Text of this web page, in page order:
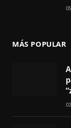
MÁS POPULAR